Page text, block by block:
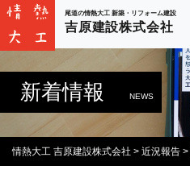
尾道の情熱大工 新築・リフォーム建設
吉原建設株式会社
新着情報 NEWS
情熱大工 吉原建設株式会社 > 近況報告 >